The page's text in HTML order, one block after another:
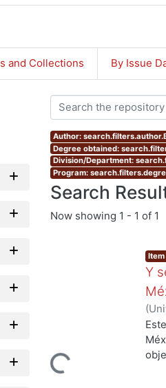
and Collections By Issue
Author:
Degree obtained:
Division/Department:
Program:
Search
Now showing 1 - 1 of 1
Loading...
Item
Y
(
de